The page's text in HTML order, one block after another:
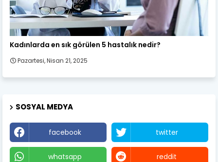
Kadın Sağlığı
Kadınlarda en sık görülen 5 hastalık nedir?
Pazartesi, Nisan 21, 2025
SOSYAL MEDYA
facebook twitter
whatsapp reddit